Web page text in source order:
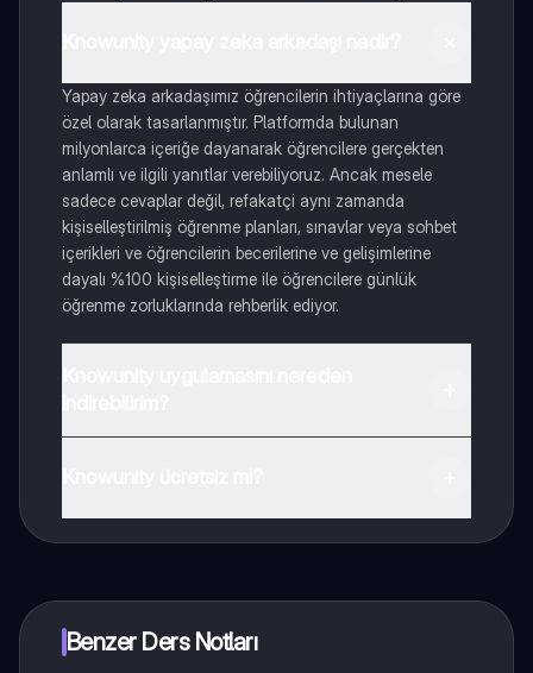
Yapay zeka arkadaşımız öğrencilerin ihtiyaçlarına göre
özel olarak tasarlanmıştır. Platformda bulunan
milyonlarca içeriğe dayanarak öğrencilere gerçekten
anlamlı ve ilgili yanıtlar verebiliyoruz. Ancak mesele
sadece cevaplar değil, refakatçi aynı zamanda
kişiselleştirilmiş öğrenme planları, sınavlar veya sohbet
içerikleri ve öğrencilerin becerilerine ve gelişimlerine
dayalı %100 kişiselleştirme ile öğrencilere günlük
öğrenme zorluklarında rehberlik ediyor.
Benzer Ders Notları